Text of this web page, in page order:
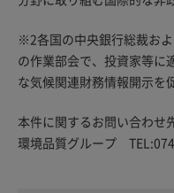
※2各国の中央銀行総裁お
の作業部会で、投資家等に
な気候関連財務情報開示を
本件に関するお問い合わせ
環境品質グループ